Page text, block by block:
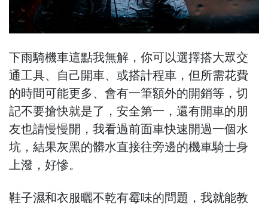
下雨騎機車這點我無解，你可以選擇搭大眾交
通工具、自己開車、或搭計程車，但所需花費
的時間可能更多、會有一筆額外的開銷等，切
記不要搶快就是了，安全第一，還有開車的朋
友也請慢慢開，我看過前面車快速開過一個水
坑，結果灰黑的髒水直接往旁邊的機車騎士身
上潑，好慘。
鞋子濕和衣服曬不乾有霉味的問題，我就能教